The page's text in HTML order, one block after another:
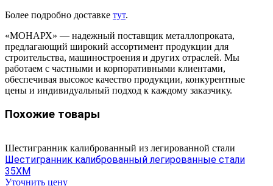
Более подробно доставке тут.
«МОНАРХ» — надежный поставщик металлопроката,
предлагающий широкий ассортимент продукции для
строительства, машиностроения и других отраслей. Мы
работаем с частными и корпоративными клиентами,
обеспечивая высокое качество продукции, конкурентные
цены и индивидуальный подход к каждому заказчику.
Похожие товары
Шестигранник калиброванный из легированной стали
Шестигранник калиброванный легированные стали
35ХМ
Уточнить цену